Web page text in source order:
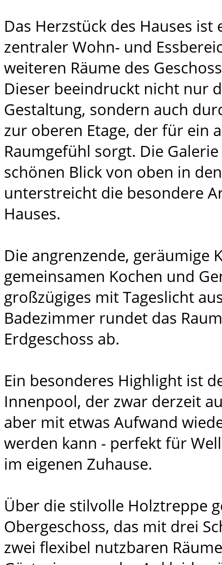
Das Herzstück des Hauses
zentraler Wohn- und
weiteren Räume des
Dieser beeindruckt nicht nur
Gestaltung, sondern auch
zur oberen Etage, der für ein
Raumgefühl sorgt. Die
schönen Blick von oben in
unterstreicht die besondere
Hauses.
Die angrenzende, geräumige
gemeinsamen Kochen und
großzügiges mit Tageslicht
Badezimmer rundet das
Erdgeschoss ab.
Ein besonderes Highlight ist
Innenpool, der zwar derzeit
aber mit etwas Aufwand
werden kann - perfekt für
im eigenen Zuhause.
Über die stilvolle Holztreppe
Obergeschoss, das mit drei
zwei flexibel nutzbaren